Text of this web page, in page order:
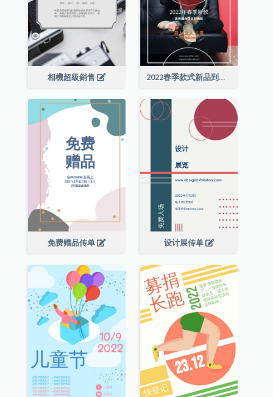
相機超級銷售 2022春季款式新品到店宣传单张
免费赠品传单 设计展传单